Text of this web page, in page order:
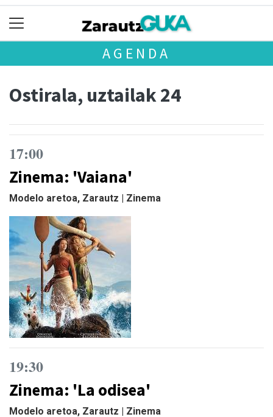
AGENDA
Ostirala, uztailak 24
17:00
Zinema: 'Vaiana'
Modelo aretoa, Zarautz | Zinema
19:30
Zinema: 'La odisea'
Modelo aretoa, Zarautz | Zinema